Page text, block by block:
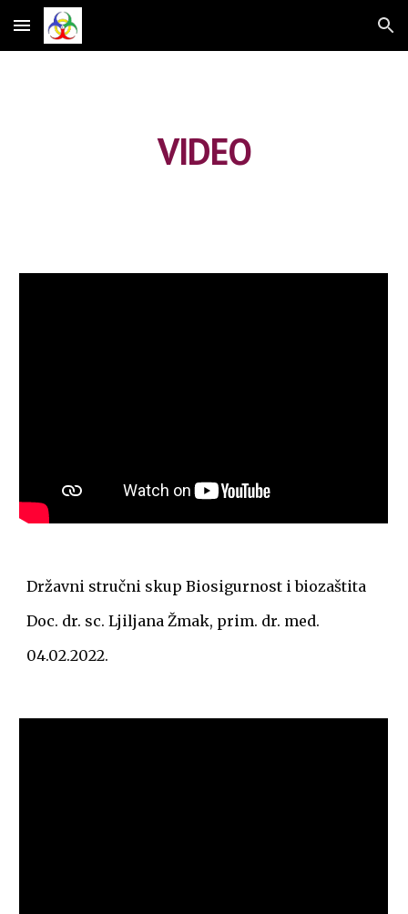
Skip to main content Skip to navigation
VIDEO
Državni stručni skup Biosigurnost i biozaštita
Doc. dr. sc. Ljiljana Žmak, prim. dr. med.
04.02.2022.